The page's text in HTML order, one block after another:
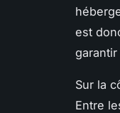
est
Sur la
Entre